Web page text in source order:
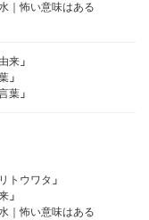
｜怖い意味はある
来 」
」
葉 」
トウワタ 」
」
｜怖い意味はある